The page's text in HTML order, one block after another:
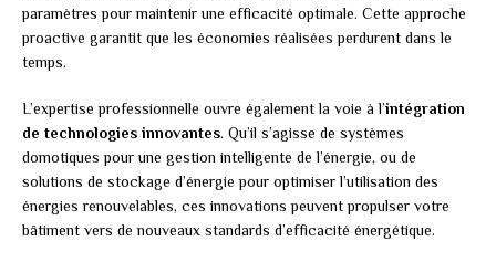
paramètres pour maintenir une efficacité optimale. Cette approche
proactive garantit que les économies réalisées perdurent dans le
temps.
L’expertise professionnelle ouvre également la voie à l’intégration
de technologies innovantes. Qu’il s’agisse de systèmes
domotiques pour une gestion intelligente de l’énergie, ou de
solutions de stockage d’énergie pour optimiser l’utilisation des
énergies renouvelables, ces innovations peuvent propulser votre
bâtiment vers de nouveaux standards d’efficacité énergétique.